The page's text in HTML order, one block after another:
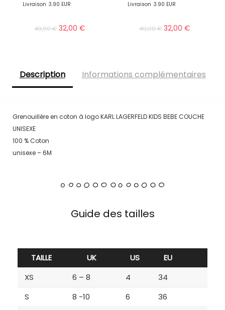
Livraison 3.90 EUR
49,00€ 32,00€
Livraison 3.90 EUR
49,00€ 32,00€
Description Informations complémentaires
Grenouillère en coton à logo KARL LAGERFELD KIDS BEBE COUCHE
UNISEXE
100 % Coton
unisexe – 6M
Guide des tailles
TAILLE UK US
EU
XS
6 – 8 4
34
S
8 -10 6
36